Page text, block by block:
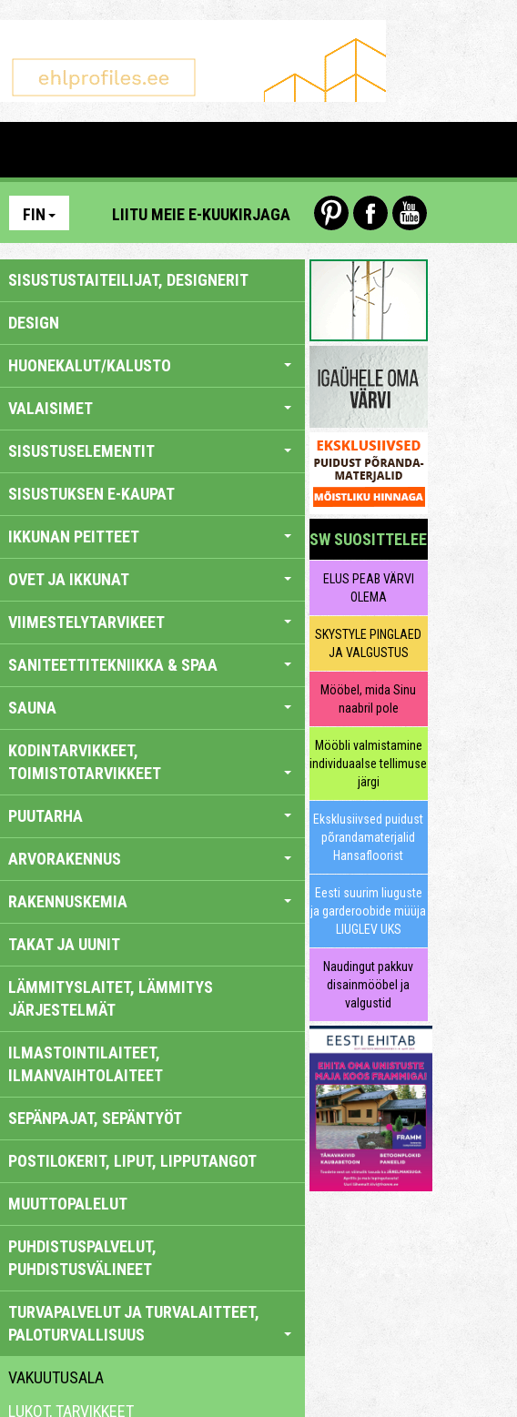
FIN LIITU MEIE E-KUUKIRJAGA
SISUSTUSTAITEILIJAT, DESIGNERIT
DESIGN
HUONEKALUT/KALUSTO
VALAISIMET
SISUSTUSELEMENTIT
SISUSTUKSEN E-KAUPAT
IKKUNAN PEITTEET
OVET JA IKKUNAT
VIIMESTELYTARVIKEET
SANITEETTITEKNIIKKA & SPAA
SAUNA
KODINTARVIKKEET,
TOIMISTOTARVIKKEET
PUUTARHA
ARVORAKENNUS
RAKENNUSKEMIA
TAKAT JA UUNIT
LÄMMITYSLAITET, LÄMMITYS
JÄRJESTELMÄT
ILMASTOINTILAITEET,
ILMANVAIHTOLAITEET
SEPÄNPAJAT, SEPÄNTYÖT
POSTILOKERIT, LIPUT, LIPPUTANGOT
MUUTTOPALELUT
PUHDISTUSPALVELUT,
PUHDISTUSVÄLINEET
TURVAPALVELUT JA TURVALAITTEET,
PALOTURVALLISUUS
VAKUUTUSALA
LUKOT, TARVIKKEET
SW SUOSITTELEE
ELUS PEAB VÄRVI
OLEMA
SKYSTYLE PINGLAED
JA VALGUSTUS
Mööbel, mida Sinu
naabril pole
Mööbli valmistamine
individuaalse tellimuse
järgi
Eksklusiivsed puidust
põrandamaterjalid
Hansafloorist
Eesti suurim liuguste
ja garderoobide müüja
LIUGLEV UKS
Naudingut pakkuv
disainmööbel ja
valgustid